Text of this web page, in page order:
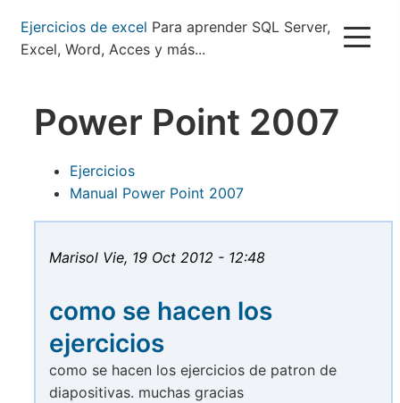
Pasar
contenido
Ejercicios de excel Para aprender SQL Server,
Excel, Word, Acces y más...
Power Point 2007
Ejercicios
Manual Power Point 2007
Marisol Vie, 19 Oct 2012 - 12:48
como se hacen los
ejercicios
como se hacen los ejercicios de patron de
diapositivas. muchas gracias